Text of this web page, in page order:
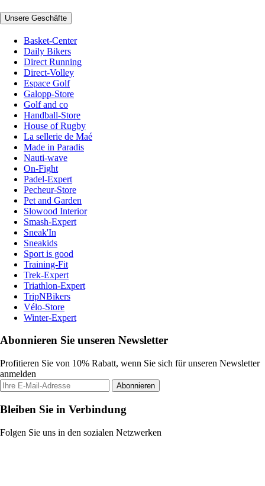
Unsere Geschäfte
Basket-Center
Daily Bikers
Direct Running
Direct-Volley
Espace Golf
Galopp-Store
Golf and co
Handball-Store
House of Rugby
La sellerie de Maé
Made in Paradis
Nauti-wave
On-Fight
Padel-Expert
Pecheur-Store
Pet and Garden
Slowood Interior
Smash-Expert
Sneak'In
Sneakids
Sport is good
Training-Fit
Trek-Expert
Triathlon-Expert
TripNBikers
Vélo-Store
Winter-Expert
Abonnieren Sie unseren Newsletter
Profitieren Sie von 10% Rabatt, wenn Sie sich für unseren Newsletter
anmelden
Abonnieren
Bleiben Sie in Verbindung
Folgen Sie uns in den sozialen Netzwerken